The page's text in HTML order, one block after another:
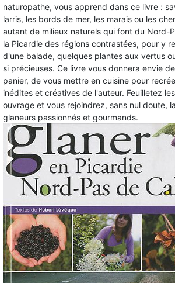
naturopathe, vous apprend dans ce livre :
larris, les bords de mer, les marais ou les
autant de milieux naturels qui font du Nord-
la Picardie des régions contrastées, pour y
d'une balade, quelques plantes aux vertus
si précieuses. Ce livre vous donnera envie
panier, de vous mettre en cuisine pour
inédites et créatives de l'auteur. Feuilletez
ouvrage et vous rejoindrez, sans nul doute,
glaneurs passionnés et gourmands.